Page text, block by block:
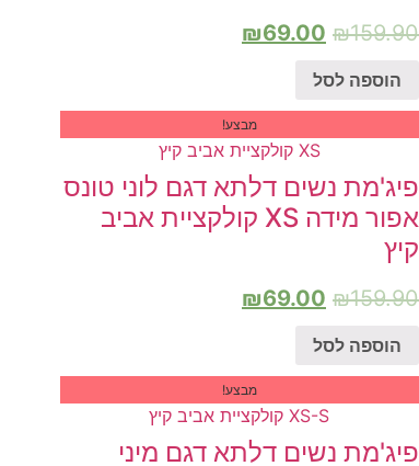
₪159.90
₪69.00
הוספה לסל
מבצע!
פיג'מת נשים דלתא דגם לוני טונס
אפור מידה XS קולקציית אביב
קיץ
₪159.90
₪69.00
הוספה לסל
מבצע!
פיג'מת נשים דלתא דגם מיני